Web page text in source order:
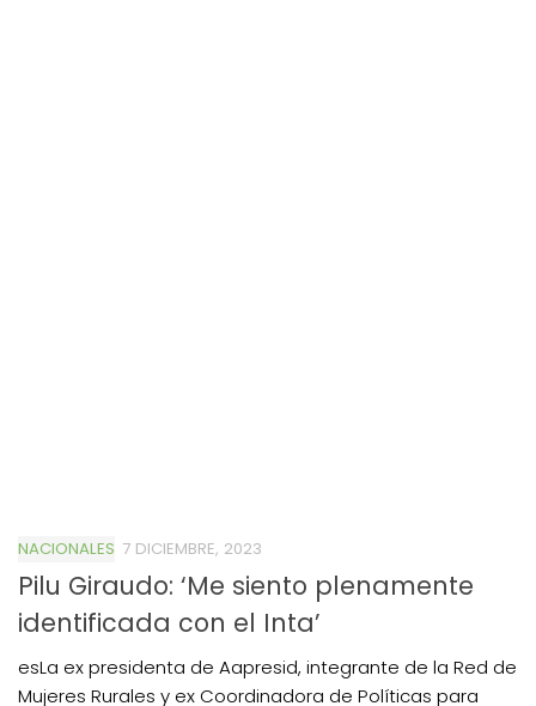
NACIONALES 7 DICIEMBRE, 2023
Pilu Giraudo: ‘Me siento plenamente
identificada con el Inta’
esLa ex presidenta de Aapresid, integrante de la Red de
Mujeres Rurales y ex Coordinadora de Políticas para